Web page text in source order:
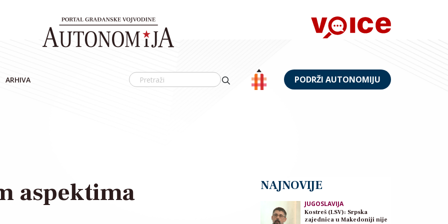
ARHIVA PODRŽI AUTONOMIJU
aspektima
NAJNOVIJE
JUGOSLAVIJA
Kostreš (LSV): Srpska
zajednica u Makedoniji nije